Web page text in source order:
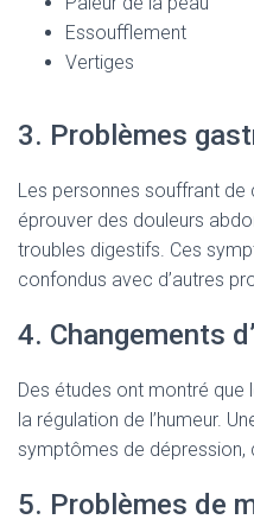
Essoufflement
Vertiges
3. Problèmes
Les personnes souffrant
éprouver des douleurs
troubles digestifs. Ces
confondus avec d’autres
4. Changements
Des études ont montré que
la régulation de l’humeur.
symptômes de dépression,
5. Problèmes de